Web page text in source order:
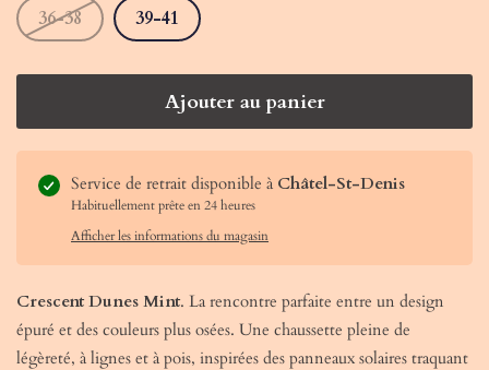
36-38 39-41
Ajouter au panier
Service de retrait disponible à Châtel-St-Denis
Habituellement prête en 24 heures
Afficher les informations du magasin
Crescent Dunes Mint. La rencontre parfaite entre un design
épuré et des couleurs plus osées. Une chaussette pleine de
légèreté, à lignes et à pois, inspirées des panneaux solaires traquant